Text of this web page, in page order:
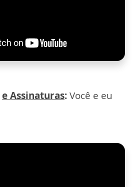
e Assinaturas:Você e eu